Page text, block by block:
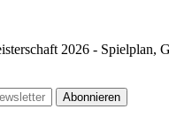
2026 - Spielplan,
Abonnieren